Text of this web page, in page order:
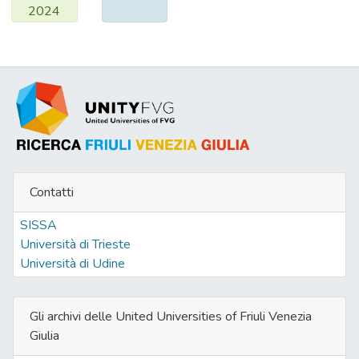
frequentate dal padovano alla corte
all’affabilità e galanteria fontenelliane
succedono la mordacità e il sarcasmo,
suggeriti da altri modelli: Luciano e padre
vero e il falso, utilizzando in particolare il
procedimento analogico. Conti è invece
convinto (con Voltaire) della necessità di
rendere più rigoroso il linguaggio della
divulgazione scientifica. Egli richiede ben
2024
Contatti
SISSA
Università di Trieste
Università di Udine
Gli archivi delle United Universities of Friuli Venezia
Giulia